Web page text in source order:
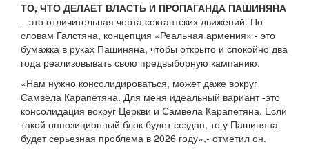
ТО, ЧТО ДЕЛАЕТ ВЛАСТЬ И ПРОПАГАНДА ПАШИНЯНА
– это отличительная черта сектантских движений. По
словам Галстяна, концепция «Реальная армения» - это
бумажка в руках Пашиняна, чтобы открыто и спокойно два
года реализовывать свою предвыборную кампанию.
«Нам нужно консолидироваться, может даже вокруг
Самвела Карапетяна. Для меня идеальный вариант -это
консолидация вокруг Церкви и Самвела Карапетяна. Если
такой оппозиционный блок будет создан, то у Пашиняна
будет серьезная проблема в 2026 году»,- отметил он.